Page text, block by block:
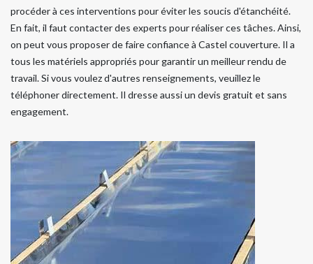
procéder à ces interventions pour éviter les soucis d'étanchéité.
En fait, il faut contacter des experts pour réaliser ces tâches. Ainsi,
on peut vous proposer de faire confiance à Castel couverture. Il a
tous les matériels appropriés pour garantir un meilleur rendu de
travail. Si vous voulez d'autres renseignements, veuillez le
téléphoner directement. Il dresse aussi un devis gratuit et sans
engagement.